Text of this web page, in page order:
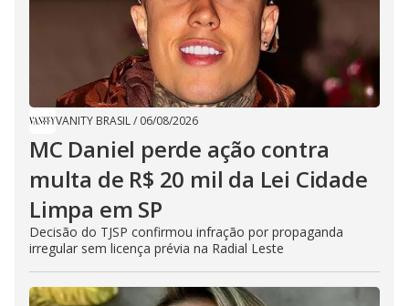
VANITY BRASIL/ 06/08/2026
MC Daniel perde ação contra
multa de R$ 20 mil da Lei Cidade
Limpa em SP
Decisão do TJSP confirmou infração por propaganda
irregular sem licença prévia na Radial Leste